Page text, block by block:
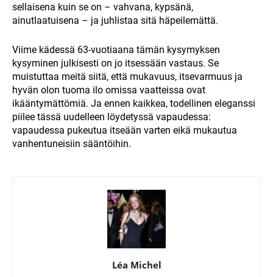
sellaisena kuin se on – vahvana, kypsänä,
ainutlaatuisena – ja juhlistaa sitä häpeilemättä.
Viime kädessä 63-vuotiaana tämän kysymyksen
kysyminen julkisesti on jo itsessään vastaus. Se
muistuttaa meitä siitä, että mukavuus, itsevarmuus ja
hyvän olon tuoma ilo omissa vaatteissa ovat
ikääntymättömiä. Ja ennen kaikkea, todellinen eleganssi
piilee tässä uudelleen löydetyssä vapaudessa:
vapaudessa pukeutua itseään varten eikä mukautua
vanhentuneisiin sääntöihin.
Léa Michel